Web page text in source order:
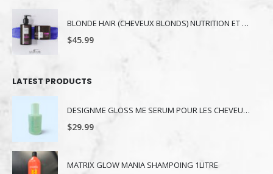
BLONDE HAIR (CHEVEUX BLONDS) NUTRITION ET NUANCE
$45.99
LATEST PRODUCTS
DESIGNME GLOSS ME SERUM POUR LES CHEVEUX 80ML
$29.99
MATRIX GLOW MANIA SHAMPOING 1LITRE